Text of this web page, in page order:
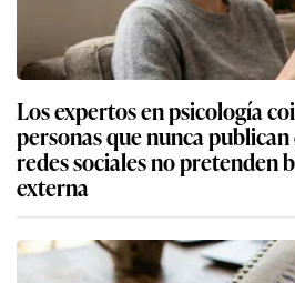
Los expertos en psicología
personas que nunca
redes sociales no pretenden
externa